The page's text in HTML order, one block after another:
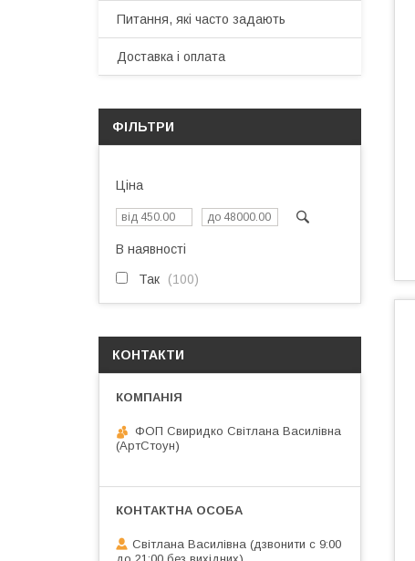
Питання, які часто задають
Доставка і оплата
ФІЛЬТРИ
Ціна
В наявності
Так 100
КОНТАКТИ
ФОП Свиридко Світлана Василівна
(АртСтоун)
Світлана Василівна (дзвонити с 9:00